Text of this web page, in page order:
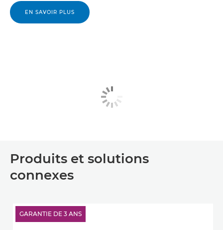
EN SAVOIR PLUS
Produits et solutions
connexes
GARANTIE DE 3 ANS